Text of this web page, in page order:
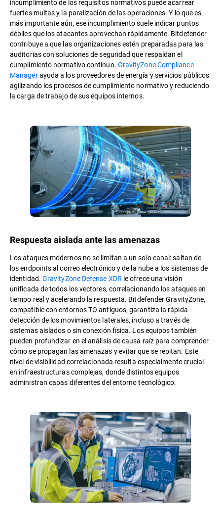
incumplimiento de los requisitos normativos puede acarrear
fuertes multas y la paralización de las operaciones. Y lo que es
más importante aún, ese incumplimiento suele indicar puntos
débiles que los atacantes aprovechan rápidamente. Bitdefender
contribuye a que las organizaciones estén preparadas para las
auditorías con soluciones de seguridad que respaldan el
cumplimiento normativo continuo. GravityZone Compliance
Managerayuda a los proveedores de energía y servicios públicos
agilizando los procesos de cumplimiento normativo y reduciendo
la carga de trabajo de sus equipos internos.
Respuesta aislada ante las amenazas
Los ataques modernos no se limitan a un solo canal: saltan de
los endpoints al correo electrónico y de la nube a los sistemas de
identidad. GravityZone Defense XDR le ofrece una visión
unificada de todos los vectores, correlacionando los ataques en
tiempo real y acelerando la respuesta. Bitdefender GravityZone,
compatible con entornos TO antiguos, garantiza la rápida
detección de los movimientos laterales, incluso a través de
sistemas aislados o sin conexión física. Los equipos también
pueden profundizar en el análisis de causa raíz para comprender
cómo se propagan las amenazas y evitar que se repitan. Este
nivel de visibilidad correlacionada resulta especialmente crucial
en infraestructuras complejas, donde distintos equipos
administran capas diferentes del entorno tecnológico.